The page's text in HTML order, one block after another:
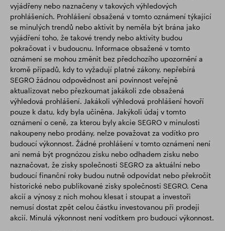
vyjádřeny nebo naznačeny v takových výhledových
prohlášeních. Prohlášení obsažená v tomto oznámení týkající
se minulých trendů nebo aktivit by neměla být brána jako
vyjádření toho, že takové trendy nebo aktivity budou
pokračovat i v budoucnu. Informace obsažené v tomto
oznámení se mohou změnit bez předchozího upozornění a
kromě případů, kdy to vyžadují platné zákony, nepřebírá
SEGRO žádnou odpovědnost ani povinnost veřejně
aktualizovat nebo přezkoumat jakákoli zde obsažená
výhledová prohlášení. Jakákoli výhledová prohlášení hovoří
pouze k datu, kdy byla učiněna. Jakýkoli údaj v tomto
oznámení o ceně, za kterou byly akcie SEGRO v minulosti
nakoupeny nebo prodány, nelze považovat za vodítko pro
budoucí výkonnost. Žádné prohlášení v tomto oznámení není
ani nemá být prognózou zisku nebo odhadem zisku nebo
naznačovat, že zisky společnosti SEGRO za aktuální nebo
budoucí finanční roky budou nutně odpovídat nebo překročit
historické nebo publikované zisky společnosti SEGRO. Cena
akcií a výnosy z nich mohou klesat i stoupat a investoři
nemusí dostat zpět celou částku investovanou při prodeji
akcií. Minulá výkonnost není vodítkem pro budoucí výkonnost.